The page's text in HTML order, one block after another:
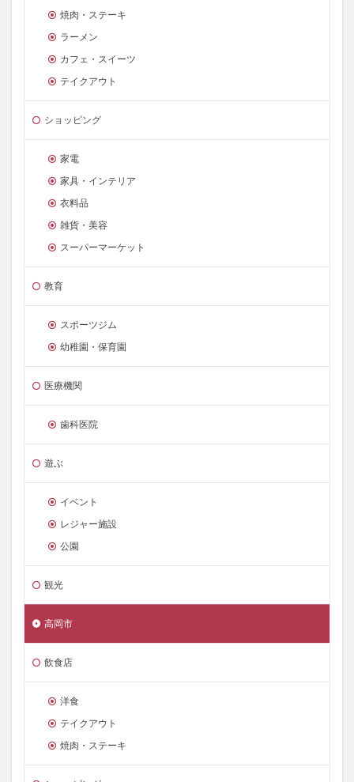
焼肉・ステーキ
ラーメン
カフェ・スイーツ
テイクアウト
ショッピング
家電
家具・インテリア
衣料品
雑貨・美容
スーパーマーケット
教育
スポーツジム
幼稚園・保育園
医療機関
歯科医院
遊ぶ
イベント
レジャー施設
公園
観光
高岡市
飲食店
洋食
テイクアウト
焼肉・ステーキ